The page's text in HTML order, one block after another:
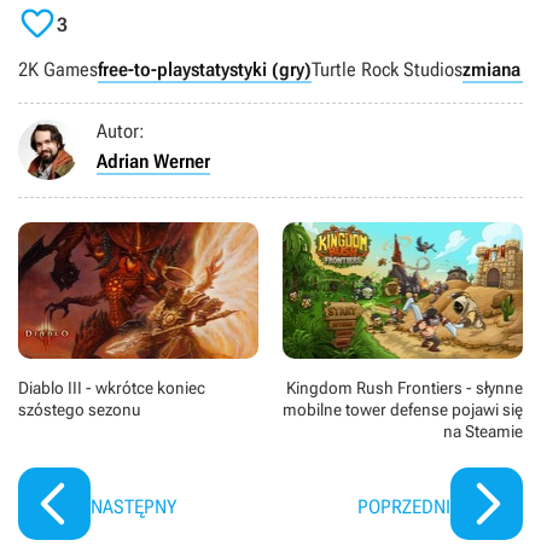
3
2K Gamesfree-to-playstatystyki (gry)Turtle Rock Studioszmiana
Autor:
Adrian Werner
Diablo III - wkrótce koniec
szóstego sezonu
NASTĘPNY
Kingdom Rush Frontiers - słynne
mobilne tower defense pojawi się
na Steamie
POPRZEDNI